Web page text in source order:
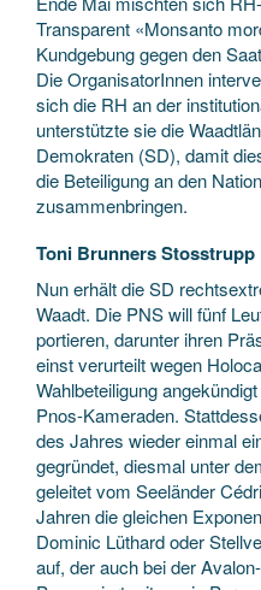
Transparent «Monsanto
Kundgebung gegen den
Die OrganisatorInnen
sich die RH an der
unterstützte sie die
Demokraten (SD), damit
die Beteiligung an den
zusammenbringen.
Toni Brunners Stosstrupp
Nun erhält die SD
Waadt. Die PNS will fünf
portieren, darunter ihren
einst verurteilt wegen
Wahlbeteiligung
Pnos-Kameraden.
des Jahres wieder einmal
gegründet, diesmal unter
geleitet vom Seeländer
Jahren die gleichen
Dominic Lüthard oder
auf, der auch bei der